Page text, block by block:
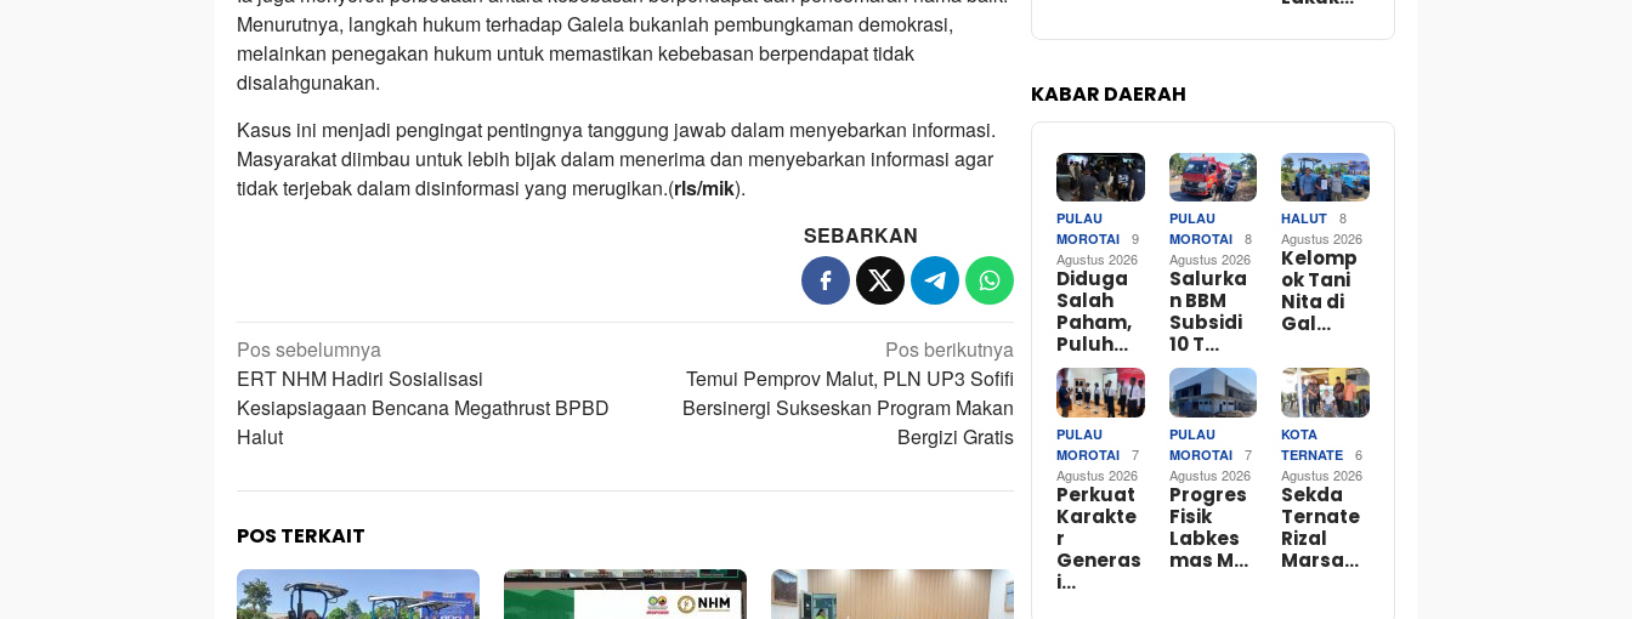
Menurutnya, langkah hukum terhadap Galela bukanlah pembungkaman demokrasi,
melainkan penegakan hukum untuk memastikan kebebasan berpendapat tidak
disalahgunakan.
Kasus ini menjadi pengingat pentingnya tanggung jawab dalam menyebarkan informasi.
Masyarakat diimbau untuk lebih bijak dalam menerima dan menyebarkan informasi agar
tidak terjebak dalam disinformasi yang merugikan.(rls/mik).
SEBARKAN
Navigasi
pos
Pos sebelumnya
ERT NHM Hadiri Sosialisasi
Kesiapsiagaan Bencana Megathrust BPBD
Halut
Pos berikutnya
Temui Pemprov Malut, PLN UP3 Sofifi
Bersinergi Sukseskan Program Makan
Bergizi Gratis
POS TERKAIT
KABAR DAERAH
PULAU
MOROTAI
9
Agustus 2026
Diduga
Salah
Paham,
Puluh…
PULAU
MOROTAI
8
Agustus 2026
Salurka
n BBM
Subsidi
10 T…
HALUT
8
Agustus 2026
Kelomp
ok Tani
Nita di
Gal…
PULAU
MOROTAI
7
Agustus 2026
Perkuat
Karakte
r
Generas
i…
PULAU
MOROTAI
7
Agustus 2026
Progres
Fisik
Labkes
mas M…
KOTA
TERNATE
6
Agustus 2026
Sekda
Ternate
Rizal
Marsa…